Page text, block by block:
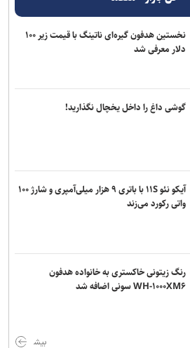
نخستین هدفون گیره‌ای ناتینگ با قیمت زیر ۱۰۰
دلار معرفی شد
گوشی داغ را داخل یخچال نگذارید!
آیکو نئو ۱۱S با باتری ۹ هزار میلی‌آمپری و شارژ ۱۰۰
واتی رکورد می‌زند
رنگ زیتونی خاکستری به خانواده هدفون
WH-۱۰۰۰XM۶ سونی اضافه شد
بیش